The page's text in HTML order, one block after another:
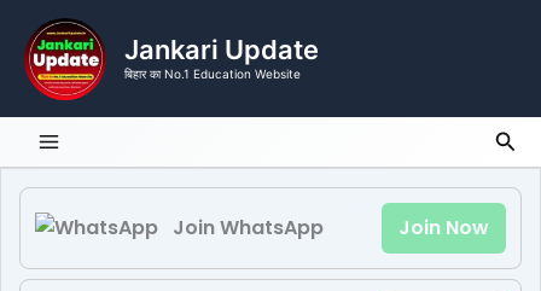
content
Jankari Update
बिहार का No.1 Education Website
Join WhatsApp Join Now